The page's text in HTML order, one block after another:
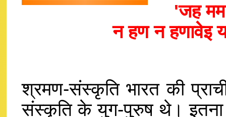
'जह मम
न हण न हणावेइ
श्रमण-संस्कृति भारत की
संस्कृति के युग-पुरुष थे। इतना